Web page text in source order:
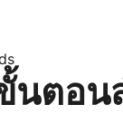
นตอน